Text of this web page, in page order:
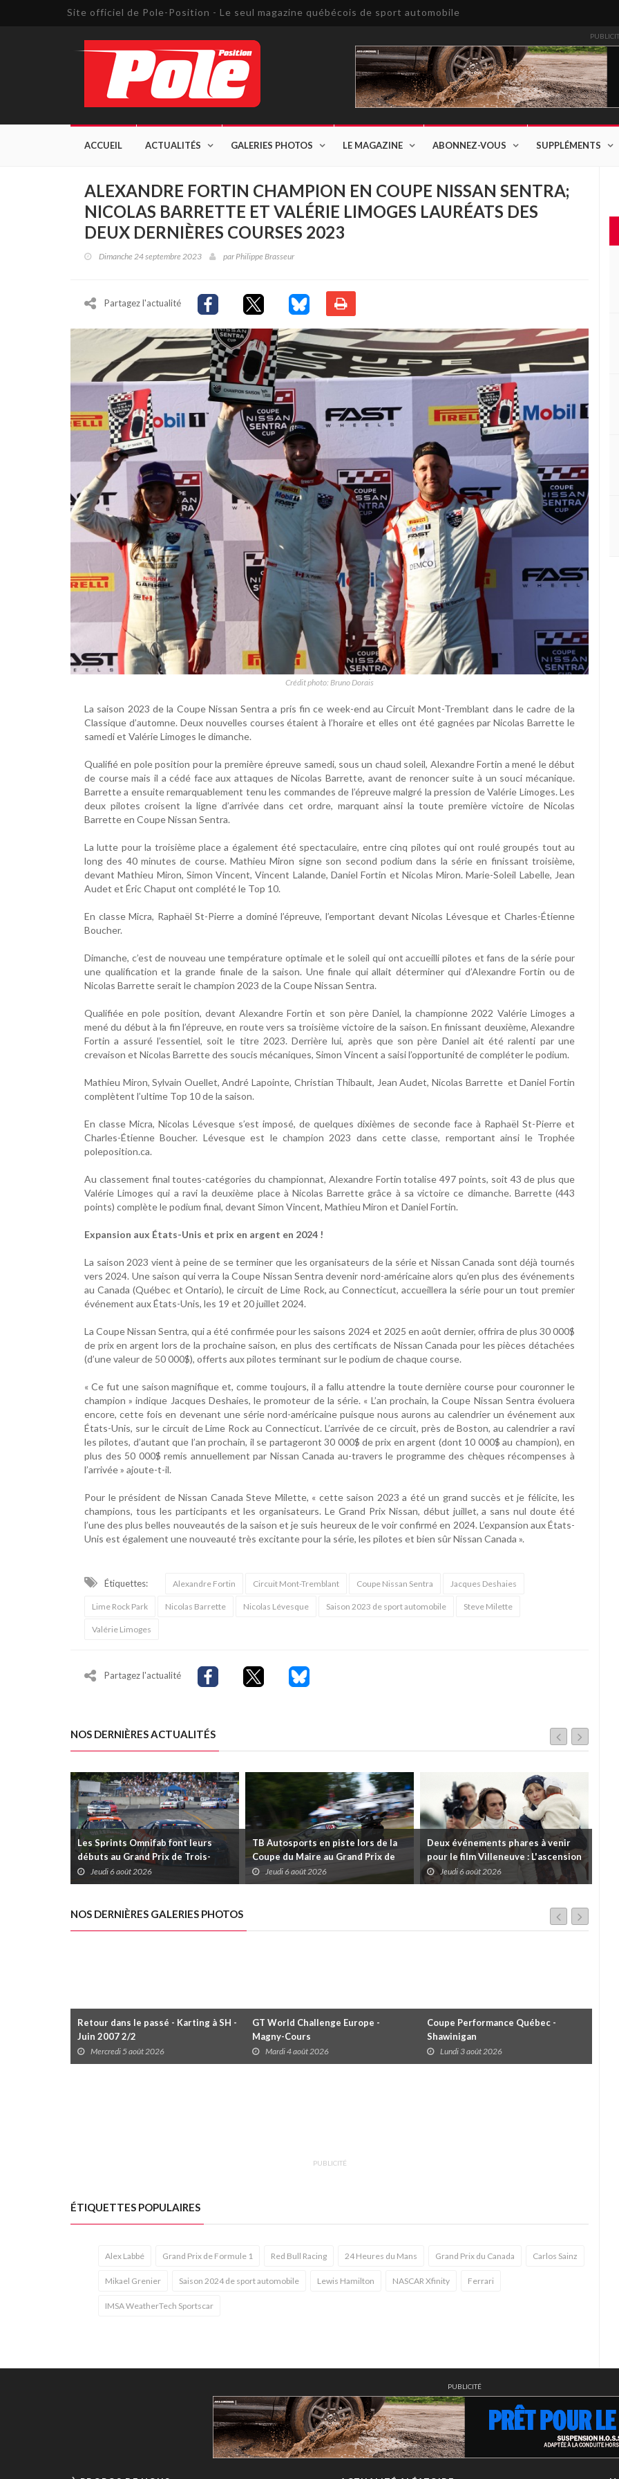
Site officiel de Pole-Position - Le seul magazine québécois de sport automobile
ACCUEIL ACTUALITÉS GALERIES PHOTOS LE MAGAZINE ABONNEZ-VOUS SUPPLÉMENTS
ALEXANDRE FORTIN CHAMPION EN COUPE NISSAN SENTRA;
NICOLAS BARRETTE ET VALÉRIE LIMOGES LAURÉATS DES
DEUX DERNIÈRES COURSES 2023
Dimanche 24 septembre 2023 parPhilippe Brasseur
Partagez l'actualité
Crédit photo: Bruno Dorais
La saison 2023 de la Coupe Nissan Sentra a pris fin ce week-end au Circuit Mont-Tremblant dans le cadre de la
Classique d’automne. Deux nouvelles courses étaient à l’horaire et elles ont été gagnées par Nicolas Barrette le
samedi et Valérie Limoges le dimanche.
Qualifié en pole position pour la première épreuve samedi, sous un chaud soleil, Alexandre Fortin a mené le début
de course mais il a cédé face aux attaques de Nicolas Barrette, avant de renoncer suite à un souci mécanique.
Barrette a ensuite remarquablement tenu les commandes de l’épreuve malgré la pression de Valérie Limoges. Les
deux pilotes croisent la ligne d’arrivée dans cet ordre, marquant ainsi la toute première victoire de Nicolas
Barrette en Coupe Nissan Sentra.
La lutte pour la troisième place a également été spectaculaire, entre cinq pilotes qui ont roulé groupés tout au
long des 40 minutes de course. Mathieu Miron signe son second podium dans la série en finissant troisième,
devant Mathieu Miron, Simon Vincent, Vincent Lalande, Daniel Fortin et Nicolas Miron. Marie-Soleil Labelle, Jean
Audet et Éric Chaput ont complété le Top 10.
En classe Micra, Raphaël St-Pierre a dominé l’épreuve, l’emportant devant Nicolas Lévesque et Charles-Étienne
Boucher.
Dimanche, c’est de nouveau une température optimale et le soleil qui ont accueilli pilotes et fans de la série pour
une qualification et la grande finale de la saison. Une finale qui allait déterminer qui d’Alexandre Fortin ou de
Nicolas Barrette serait le champion 2023 de la Coupe Nissan Sentra.
Qualifiée en pole position, devant Alexandre Fortin et son père Daniel, la championne 2022 Valérie Limoges a
mené du début à la fin l’épreuve, en route vers sa troisième victoire de la saison. En finissant deuxième, Alexandre
Fortin a assuré l’essentiel, soit le titre 2023. Derrière lui, après que son père Daniel ait été ralenti par une
crevaison et Nicolas Barrette des soucis mécaniques, Simon Vincent a saisi l’opportunité de compléter le podium.
Mathieu Miron, Sylvain Ouellet, André Lapointe, Christian Thibault, Jean Audet, Nicolas Barrette et Daniel Fortin
complètent l’ultime Top 10 de la saison.
En classe Micra, Nicolas Lévesque s’est imposé, de quelques dixièmes de seconde face à Raphaël St-Pierre et
Charles-Étienne Boucher. Lévesque est le champion 2023 dans cette classe, remportant ainsi le Trophée
poleposition.ca.
Au classement final toutes-catégories du championnat, Alexandre Fortin totalise 497 points, soit 43 de plus que
Valérie Limoges qui a ravi la deuxième place à Nicolas Barrette grâce à sa victoire ce dimanche. Barrette (443
points) complète le podium final, devant Simon Vincent, Mathieu Miron et Daniel Fortin.
Expansion aux États-Unis et prix en argent en 2024 !
La saison 2023 vient à peine de se terminer que les organisateurs de la série et Nissan Canada sont déjà tournés
vers 2024. Une saison qui verra la Coupe Nissan Sentra devenir nord-américaine alors qu’en plus des événements
au Canada (Québec et Ontario), le circuit de Lime Rock, au Connecticut, accueillera la série pour un tout premier
événement aux États-Unis, les 19 et 20 juillet 2024.
La Coupe Nissan Sentra, qui a été confirmée pour les saisons 2024 et 2025 en août dernier, offrira de plus 30 000$
de prix en argent lors de la prochaine saison, en plus des certificats de Nissan Canada pour les pièces détachées
(d’une valeur de 50 000$), offerts aux pilotes terminant sur le podium de chaque course.
« Ce fut une saison magnifique et, comme toujours, il a fallu attendre la toute dernière course pour couronner le
champion » indique Jacques Deshaies, le promoteur de la série. « L’an prochain, la Coupe Nissan Sentra évoluera
encore, cette fois en devenant une série nord-américaine puisque nous aurons au calendrier un événement aux
États-Unis, sur le circuit de Lime Rock au Connecticut. L’arrivée de ce circuit, près de Boston, au calendrier a ravi
les pilotes, d’autant que l’an prochain, il se partageront 30 000$ de prix en argent (dont 10 000$ au champion), en
plus des 50 000$ remis annuellement par Nissan Canada au-travers le programme des chèques récompenses à
l’arrivée » ajoute-t-il.
Pour le président de Nissan Canada Steve Milette, « cette saison 2023 a été un grand succès et je félicite, les
champions, tous les participants et les organisateurs. Le Grand Prix Nissan, début juillet, a sans nul doute été
l’une des plus belles nouveautés de la saison et je suis heureux de le voir confirmé en 2024. L’expansion aux États-
Unis est également une nouveauté très excitante pour la série, les pilotes et bien sûr Nissan Canada ».
Étiquettes: Alexandre Fortin Circuit Mont-Tremblant Coupe Nissan Sentra Jacques Deshaies
Lime Rock Park Nicolas Barrette Nicolas Lévesque Saison 2023 de sport automobile Steve Milette
Valérie Limoges
Partagez l'actualité
NOS DERNIÈRES ACTUALITÉS
Les Sprints Omnifab font leurs
débuts au Grand Prix de Trois-
Rivières avec un format inspiré de
Daytona
Jeudi 6 août 2026
TB Autosports en piste lors de la
Coupe du Maire au Grand Prix de
Trois-Rivières
Jeudi 6 août 2026
Deux événements phares à venir
pour le film Villeneuve : L'ascension
d'une légende (+ vidéo)
Jeudi 6 août 2026
NOS DERNIÈRES GALERIES PHOTOS
Retour dans le passé - Karting à SH -
Juin 2007 2/2
Mercredi 5 août 2026
GT World Challenge Europe -
Magny-Cours
Mardi 4 août 2026
Coupe Performance Québec -
Shawinigan
Lundi 3 août 2026
PUBLICITÉ
ÉTIQUETTES POPULAIRES
Alex Labbé Grand Prix de Formule 1 Red Bull Racing 24 Heures du Mans Grand Prix du Canada Carlos Sainz
Mikael Grenier Saison 2024 de sport automobile Lewis Hamilton NASCAR Xfinity Ferrari
IMSA WeatherTech Sportscar
PUBLICITÉ